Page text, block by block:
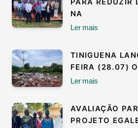
NA
Ler mais
TINIGUENA
FEIRA (28.07)
Ler mais
AVALIAÇÃO
PROJETO